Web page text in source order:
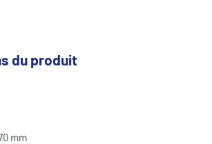
du produit
mm